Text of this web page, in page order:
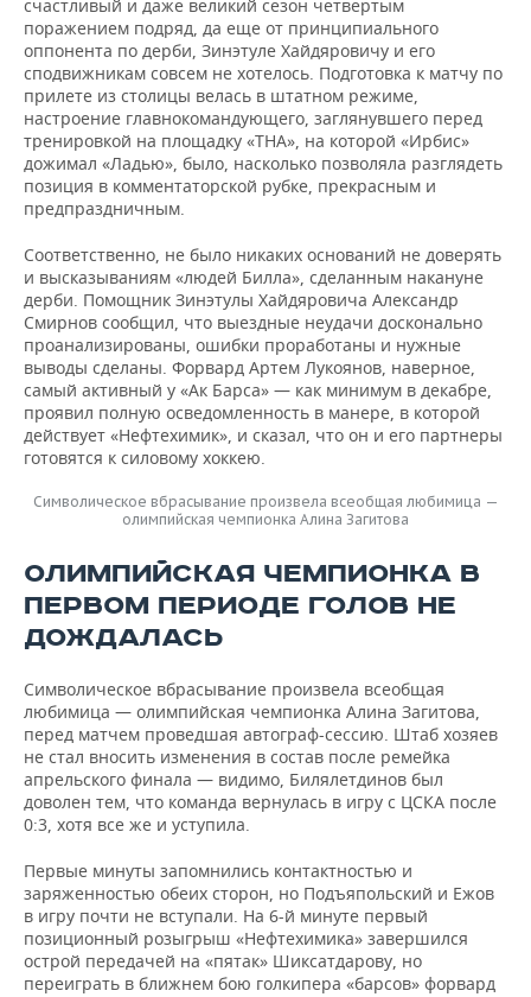
счастливый и даже великий сезон четвертым
поражением подряд, да еще от принципиального
оппонента по дерби, Зинэтуле Хайдяровичу и его
сподвижникам совсем не хотелось. Подготовка к матчу по
прилете из столицы велась в штатном режиме,
настроение главнокомандующего, заглянувшего перед
тренировкой на площадку «ТНА», на которой «Ирбис»
дожимал «Ладью», было, насколько позволяла разглядеть
позиция в комментаторской рубке, прекрасным и
предпраздничным.
Соответственно, не было никаких оснований не доверять
и высказываниям «людей Билла», сделанным накануне
дерби. Помощник Зинэтулы Хайдяровича Александр
Смирнов сообщил, что выездные неудачи досконально
проанализированы, ошибки проработаны и нужные
выводы сделаны. Форвард Артем Лукоянов, наверное,
самый активный у «Ак Барса» — как минимум в декабре,
проявил полную осведомленность в манере, в которой
действует «Нефтехимик», и сказал, что он и его партнеры
готовятся к силовому хоккею.
Символическое вбрасывание произвела всеобщая любимица —
олимпийская чемпионка Алина Загитова
ОЛИМПИЙСКАЯ ЧЕМПИОНКА В
ПЕРВОМ ПЕРИОДЕ ГОЛОВ НЕ
ДОЖДАЛАСЬ
Символическое вбрасывание произвела всеобщая
любимица — олимпийская чемпионка Алина Загитова,
перед матчем проведшая автограф-сессию. Штаб хозяев
не стал вносить изменения в состав после ремейка
апрельского финала — видимо, Билялетдинов был
доволен тем, что команда вернулась в игру с ЦСКА после
0:3, хотя все же и уступила.
Первые минуты запомнились контактностью и
заряженностью обеих сторон, но Подъяпольский и Ежов
в игру почти не вступали. На 6-й минуте первый
позиционный розыгрыш «Нефтехимика» завершился
острой передачей на «пятак» Шиксатдарову, но
переиграть в ближнем бою голкипера «барсов» форвард